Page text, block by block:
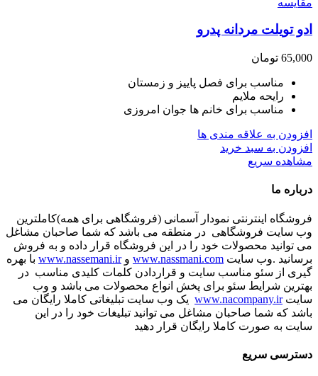
ادو تویلت مردانه پدرو
65,000 تومان
مناسب برای فصل پاییز و زمستان
رایحه ملایم
مناسب برای خانم ها جوان امروزی
افزودن به علاقه مندی ها
افزودن به سبد خرید
مشاهده سریع
درباره ما
فروشگاه اینترنتی نمودار آسمانی (فروشگاهی برای همه)کاملترین
وب سایت فروشگاهی در منطقه می باشد که شما صاحبان مشاغل
می توانید محصولات خود را در این فروشگاه قرار داده و به فروش
برسانید .وب سایت www.nassmani.com وwww.nassemani.ir با بهره
گیری از سئو مناسب سایت و قراردادن کلمات کلیدی مناسب در
بهترین شرایط سئو برای پخش انواع محصولات می باشد و وب
سایتwww.nacompany.ir یک وب سایت تبلیغاتی کاملا رایگان می
باشد که شما صاحبان مشاغل می توانید تبلیغات خود را در این
سایت به صورت کاملا رایگان قرار دهید
دسترسی سریع